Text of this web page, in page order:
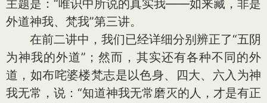
主题是：“唯识中所说的真实我——如来藏，非是
外道神我、梵我”第三讲。
在前二讲中，我们已经详细分别辨正了“五阴
为神我的外道”；然而，其实还有各种不同的外
道，如布咤婆楼梵志是以色身、四大、六入为神
我无常，说：“知道神我无常磨灭的人，才是有正